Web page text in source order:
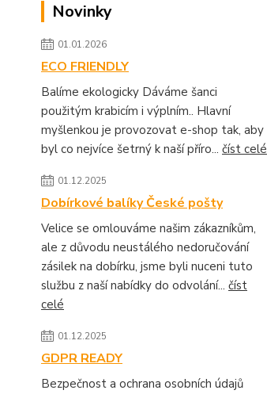
Novinky
01.01.2026
ECO FRIENDLY
Balíme ekologicky Dáváme šanci
použitým krabicím i výplním.. Hlavní
myšlenkou je provozovat e-shop tak, aby
byl co nejvíce šetrný k naší příro... číst celé
01.12.2025
Dobírkové balíky České pošty
Velice se omlouváme našim zákazníkům,
ale z důvodu neustálého nedoručování
zásilek na dobírku, jsme byli nuceni tuto
službu z naší nabídky do odvolání... číst
celé
01.12.2025
GDPR READY
Bezpečnost a ochrana osobních údajů